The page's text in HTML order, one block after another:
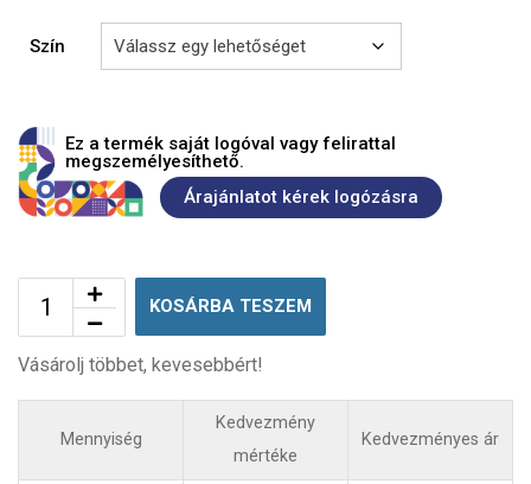
Szín
Ez a termék saját logóval vagy felirattal
megszemélyesíthető.
Árajánlatot kérek logózásra
KOSÁRBA TESZEM
Vásárolj többet, kevesebbért!
Mennyiség
Kedvezmény
mértéke
Kedvezményes ár